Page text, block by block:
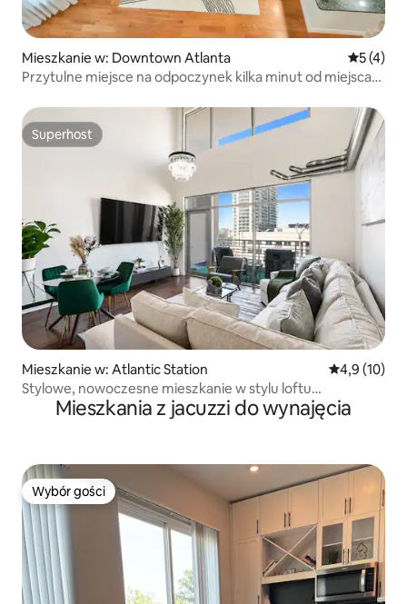
Mieszkanie w: Downtown Atlanta Średnia
5 (4)
Przytulne miejsce na odpoczynek kilka minut od miejsca
Superhost
Superhost
Mieszkanie w: Atlantic Station Średnia
4,9 (10)
Stylowe, nowoczesne mieszkanie w stylu loftu
z 2 sypialniami w Midtown
Mieszkania z jacuzzi do wynajęcia
Wybór gości
Wybór gości